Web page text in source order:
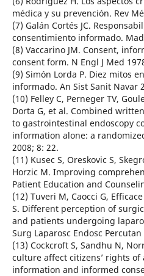
médica y su prevención. Rev
(7) Galán Cortés JC.
consentimiento informado.
(8) Vaccarino JM. Consent,
consent form. N Engl J Med
(9) Simón Lorda P. Diez mitos
informado. An Sist Sanit Navar
(10) Felley C, Perneger TV,
Dorta G, et al. Combined
to gastrointestinal endoscopy
information alone: a
2008; 8: 22.
(11) Kusec S, Oreskovic S,
Horzic M. Improving
Patient Education and
(12) Tuveri M, Caocci G,
S. Different perception of
and patients undergoing
Surg Laparosc Endosc
(13) Cockcroft S, Sandhu N,
culture affect citizens’ rights of
information and informed